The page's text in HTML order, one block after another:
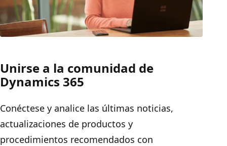
Unirse a la comunidad de
Dynamics 365
Conéctese y analice las últimas noticias,
actualizaciones de productos y
procedimientos recomendados con